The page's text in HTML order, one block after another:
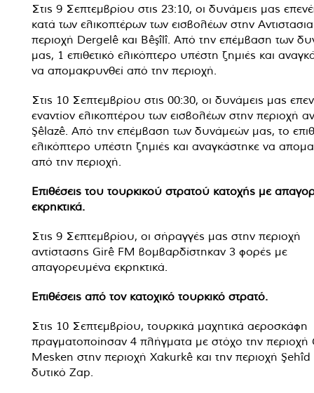
Στις 9 Σεπτεμβρίου στις 23:10, οι δυνάμεις μας
κατά των ελικοπτέρων των εισβολέων στην
περιοχή Dergelê και Bêşîlî. Από την επέμβαση των
μας, 1 επιθετικό ελικόπτερο υπέστη ζημιές και
να απομακρυνθεί από την περιοχή.
Στις 10 Σεπτεμβρίου στις 00:30, οι δυνάμεις μας
εναντίον ελικοπτέρου των εισβολέων στην περιοχή
Şêlazê. Από την επέμβαση των δυνάμεών μας, το
ελικόπτερο υπέστη ζημιές και αναγκάστηκε να
από την περιοχή.
Επιθέσεις του τουρκικού στρατού κατοχής με
εκρηκτικά.
Στις 9 Σεπτεμβρίου, οι σήραγγές μας στην περιοχή
αντίστασης Girê FM βομβαρδίστηκαν 3 φορές με
απαγορευμένα εκρηκτικά.
Επιθέσεις από τον κατοχικό τουρκικό στρατό.
Στις 10 Σεπτεμβρίου, τουρκικά μαχητικά αεροσκάφη
πραγματοποίησαν 4 πλήγματα με στόχο την περιοχή
Mesken στην περιοχή Xakurkê και την περιοχή
δυτικό Zap.